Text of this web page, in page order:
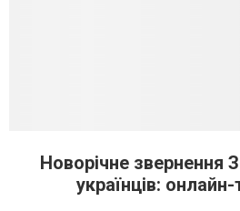
Новорічне звернення
українців: